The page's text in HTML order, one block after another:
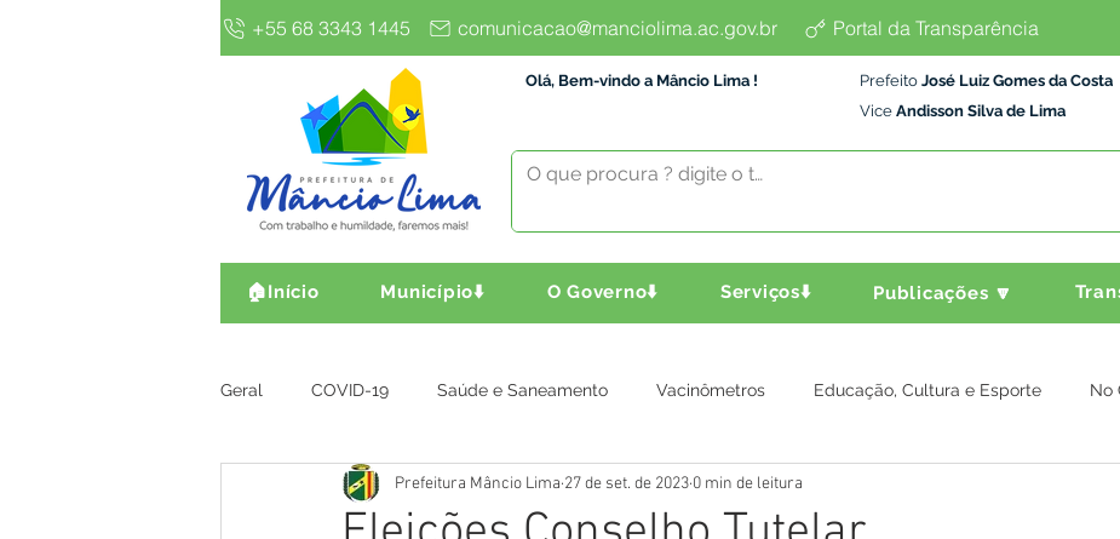
+55 68 3343 1445 comunicacao@manciolima.ac.gov.br Portal da Transparência
Olá, Bem-vindo a Mâncio Lima ! Prefeito José Luiz Gomes da Costa
Vice Andisson Silva de Lima
🏠Início Município⬇️ O Governo⬇️ Serviços⬇️ Publicações 🔽
Geral COVID-19 Saúde e Saneamento Vacinômetros Educação, Cultura e Esporte No
Gestão e Finanças Infra, Obra e Transporte Assistência Social
Prefeitura Mâncio Lima 27 de set. de 2023 0 min de leitura